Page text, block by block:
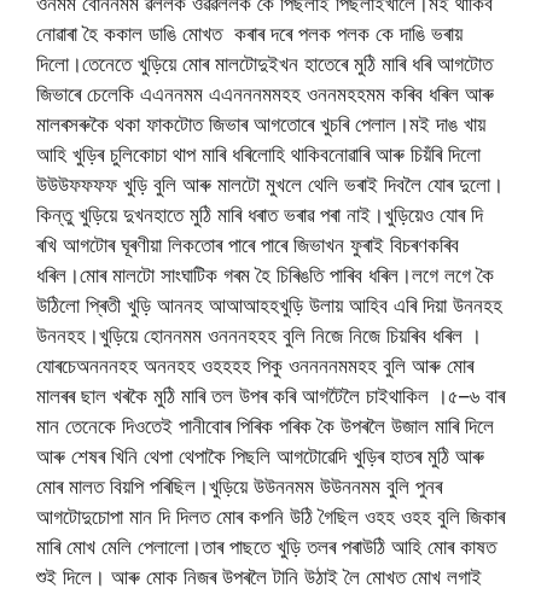
নোৱাৰা হৈ ককাল ডাঙি মোখত কৰাৰ দৰে পলক পলক কে দাঙি ভৰায়
দিলো।তেনেতে খুড়িয়ে মোৰ মালটোদুইখন হাতেৰে মুঠি মাৰি ধৰি আগটোত
জিভাৰে চেলেকি এএননমম এএনননমমহহ ওননমহহমম কৰিব ধৰিল আৰু
মালৰসৰুকৈ থকা ফাকটোত জিভাৰ আগতোৰে খুচৰি পেলাল।মই দাঙ খায়
আহি খুড়িৰ চুলিকোচা থাপ মাৰি ধৰিলোহি থাকিবনোৱাৰি আৰু চিয়ঁৰি দিলো
উউউফফফফ খুড়ি বুলি আৰু মালটো মুখলে থেলি ভৰাই দিবলৈ যোৰ দুলো।
কিন্তু খুড়িয়ে দুখনহাতে মুঠি মাৰি ধৰাত ভৰাৱ পৰা নাই।খুড়িয়েও যোৰ দি
ৰখি আগটোৰ ঘূৰণীয়া লিকতোৰ পাৰে পাৰে জিভাখন ফুৰাই বিচৰণকৰিব
ধৰিল।মোৰ মালটো সাংঘাটিক গৰম হৈ চিৰিঙতি পাৰিব ধৰিল।লগে লগে কৈ
উঠিলো প্ৰিতী খুড়ি আননহ আআআহহখুড়ি উলায় আহিব এৰি দিয়া উননহহ
উননহহ।খুড়িয়ে হোননমম ওনননহহহ বুলি নিজে নিজে চিয়ৰিব ধৰিল ।
যোৰচেঅনননহহ অননহহ ওহহহহ পিকু ওননননমমহহ বুলি আৰু মোৰ
মালৰৰ ছাল খৰকৈ মুঠি মাৰি তল উপৰ কৰি আগটৈলৈ চাইথাকিল ।৫–৬ বাৰ
মান তেনেকে দিওতেই পানীবোৰ পিৰিক পৰিক কৈ উপৰলৈ উজাল মাৰি দিলে
আৰু শেষৰ খিনি থেপা থেপাকৈ পিছলি আগটোৱেদি খুড়িৰ হাতৰ মুঠি আৰু
মোৰ মালত বিয়পি পৰিছিল।খুড়িয়ে উউননমম উউননমম বুলি পুনৰ
আগটোদুচোপা মান দি দিলত মোৰ কপনি উঠি গৈছিল ওহহ ওহহ বুলি জিকাৰ
মাৰি মোখ মেলি পেলালো।তাৰ পাছতে খুড়ি তলৰ পৰাউঠি আহি মোৰ কাষত
শুই দিলে। আৰু মোক নিজৰ উপৰলৈ টানি উঠাই লৈ মোখত মোখ লগাই